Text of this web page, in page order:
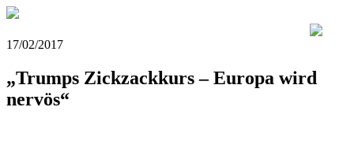
17/02/2017
„Trumps Zickzackkurs – Europa wird
nervös“